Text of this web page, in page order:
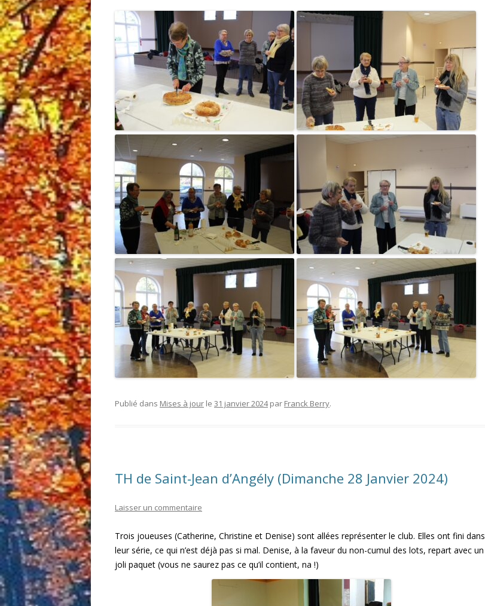
Publié dans Mises à jour le 31 janvier 2024par Franck Berry.
TH de Saint-Jean d’Angély (Dimanche 28 Janvier 2024)
Laisser un commentaire
Trois joueuses (Catherine, Christine et Denise) sont allées représenter le club. Elles ont fini dans
leur série, ce qui n’est déjà pas si mal. Denise, à la faveur du non-cumul des lots, repart avec un
joli paquet (vous ne saurez pas ce qu’il contient, na !)